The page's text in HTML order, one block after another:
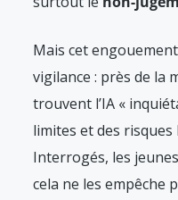
Mais cet engouement
vigilance : près de la
trouvent l’IA «
limites et des risques
Interrogés, les
cela ne les empêche